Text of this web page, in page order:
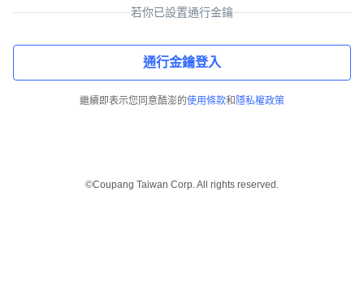
若你已設置通行金鑰
通行金鑰登入
繼續即表示您同意酷澎的使用條款和 隱私權政策
©Coupang Taiwan Corp. All rights reserved.